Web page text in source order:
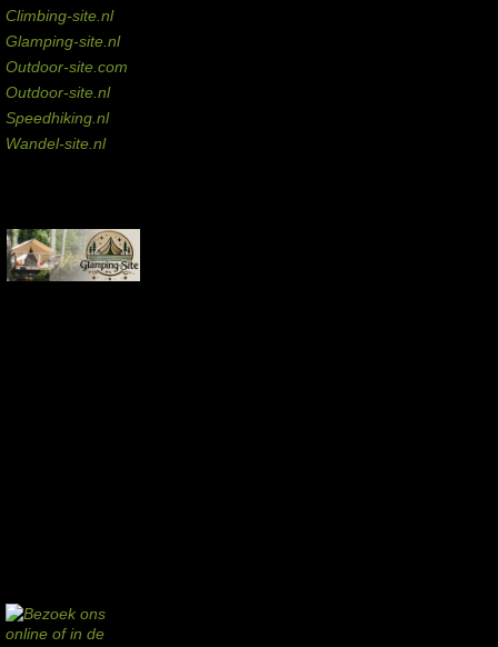
Climbing-site.nl
Glamping-site.nl
Outdoor-site.com
Outdoor-site.nl
Speedhiking.nl
Wandel-site.nl